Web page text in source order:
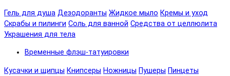
Гель для душа Дезодоранты Жидкое мыло Кремы и уход
Скрабы и пилинги Соль для ванной Средства от целлюлита
Украшения для тела
Временные флэш-татуировки
Кусачки и щипцы Книпсеры Ножницы Пушеры Пинцеты